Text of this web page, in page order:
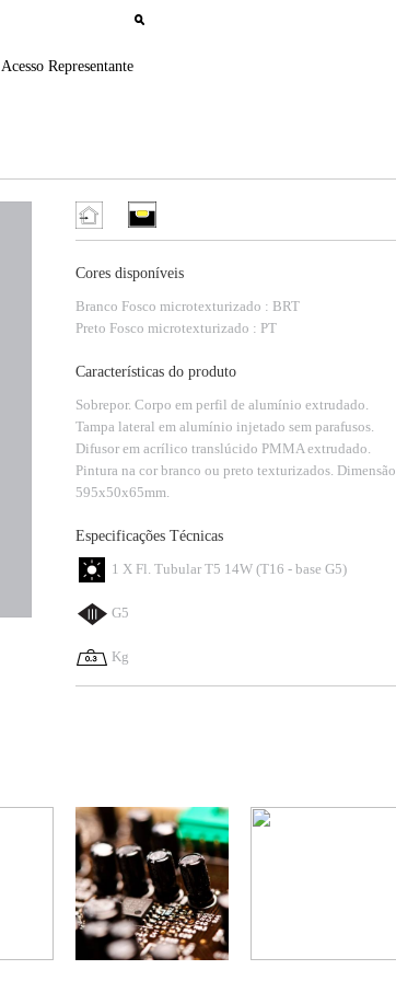
Acesso Representante
Cores disponíveis
Branco Fosco microtexturizado : BRT
Preto Fosco microtexturizado : PT
Características do produto
Sobrepor. Corpo em perfil de alumínio extrudado.
Tampa lateral em alumínio injetado sem parafusos.
Difusor em acrílico translúcido PMMA extrudado.
Pintura na cor branco ou preto texturizados. Dimensão
595x50x65mm.
Especificações Técnicas
1 X Fl. Tubular T5 14W (T16 - base G5)
G5
Kg